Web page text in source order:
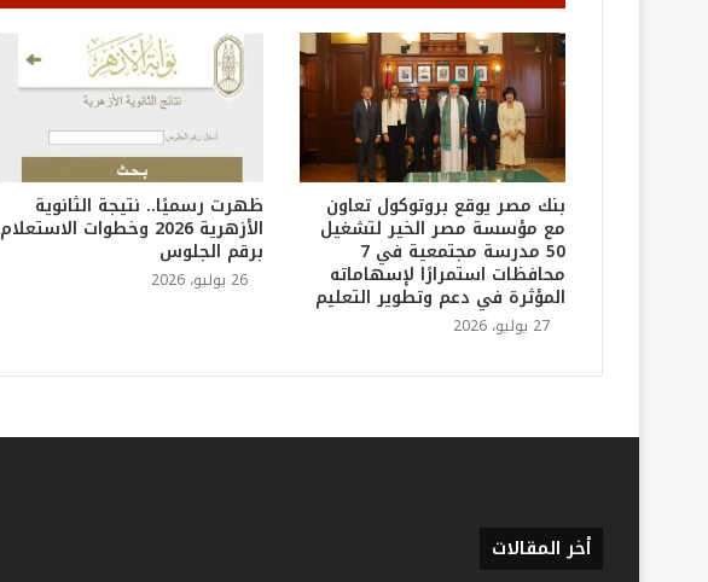
بنك مصر يوقع بروتوكول تعاون
مع مؤسسة مصر الخير لتشغيل
50 مدرسة مجتمعية في 7
محافظات استمرارًا لإسهاماته
المؤثرة في دعم وتطوير التعليم
27 يوليو، 2026
ظهرت رسميًا.. نتيجة الثانوية
الأزهرية 2026 وخطوات الاستعلام
برقم الجلوس
26 يوليو، 2026
أخر المقالات